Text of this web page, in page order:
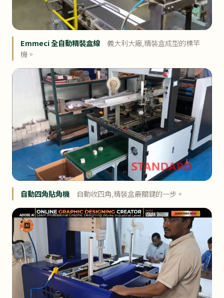
Emmeci 全自動精裝盒線 義大利大廠,精裝盒成型的標竿
機。
自動四角貼角機 自動收四角,精裝盒最關鍵的一步。